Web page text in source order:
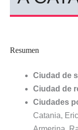
Resumen
Ciudad de
Ciudad de
Ciudades
Catania,